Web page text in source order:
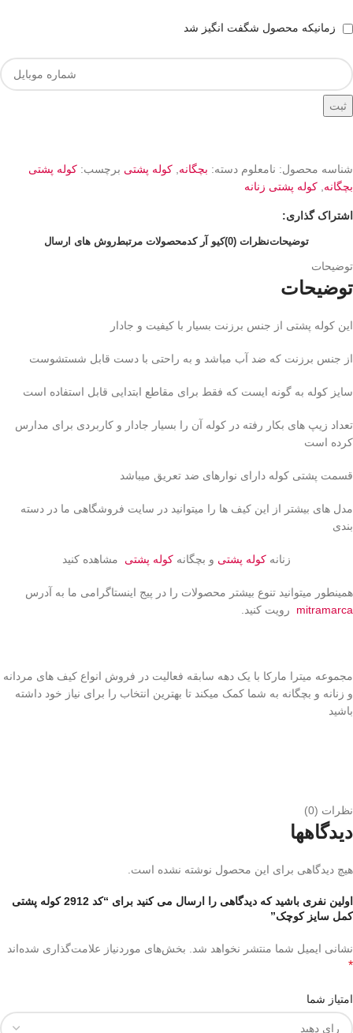
زمانیکه محصول شگفت انگیز شد
ثبت
شناسه محصول: نامعلوم دسته: بچگانه, کوله پشتی برچسب: کوله پشتی
بچگانه, کوله پشتی زنانه
اشتراک گذاری:
توضیحاتنظرات (0) کیو آر کدمحصولات مرتبطروش های ارسال
توضیحات
توضیحات
این کوله پشتی از جنس برزنت بسیار با کیفیت و جادار
از جنس برزنت که ضد آب مباشد و به راحتی با دست قابل شستشوست
سایز کوله به گونه ایست که فقط برای مقاطع ابتدایی قابل استفاده است
تعداد زیپ های بکار رفته در کوله آن را بسیار جادار و کاربردی برای مدارس
کرده است
قسمت پشتی کوله دارای نوارهای ضد تعریق میباشد
مدل های بیشتر از این کیف ها را میتوانید در سایت فروشگاهی ما در دسته
بندی
زنانه کوله پشتی و بچگانه کوله پشتی مشاهده کنید
همینطور میتوانید تنوع بیشتر محصولات را در پیج اینستاگرامی ما به آدرس
mitramarca رویت کنید.
مجموعه میترا مارکا با یک دهه سابقه فعالیت در فروش انواع کیف های مردانه
و زنانه و بچگانه به شما کمک میکند تا بهترین انتخاب را برای نیاز خود داشته
باشید
نظرات (0)
دیدگاهها
هیچ دیدگاهی برای این محصول نوشته نشده است.
اولین نفری باشید که دیدگاهی را ارسال می کنید برای “کد 2912 کوله پشتی
کمل سایز کوچک”
نشانی ایمیل شما منتشر نخواهد شد. بخش‌های موردنیاز علامت‌گذاری شده‌اند
*
امتیاز شما